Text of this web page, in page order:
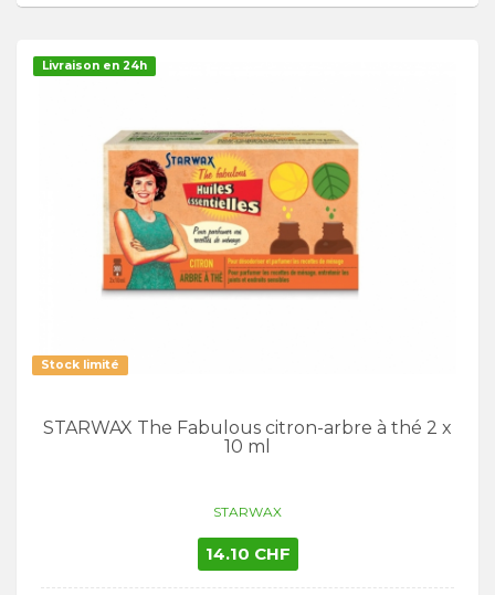
Livraison en 24h
Stock limité
STARWAX The Fabulous citron-arbre à thé 2 x
10 ml
STARWAX
14.10 CHF